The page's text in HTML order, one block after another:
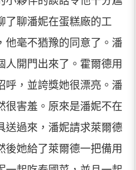
了聊潘妮在蛋糕廠的工
他毫不猶豫的同意了。潘
人開門出來了。霍爾德用
呼，並誇獎她很漂亮。潘
很害羞。原來是潘妮不在
送過來，潘妮請求萊爾德
後她給了萊爾德一把備用